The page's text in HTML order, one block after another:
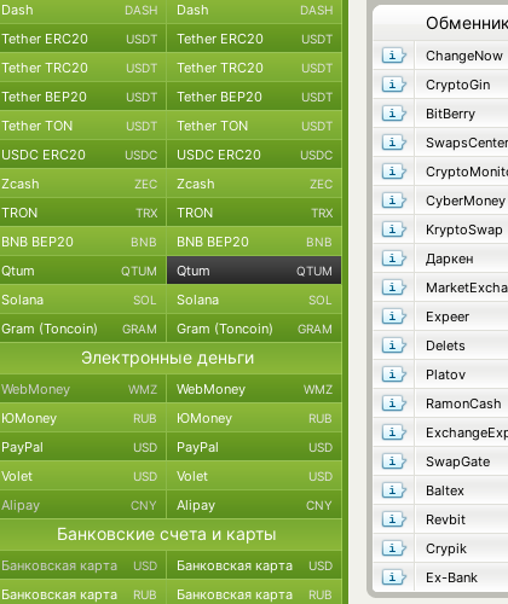
Обменник
ChangeNow
CryptoGin
BitBerry
SwapsCenter
CyberMoney
KryptoSwap
Даркен
Expeer
Delets
Platov
RamonCash
SwapGate
Baltex
Revbit
Crypik
Ex-Bank
Dash DASH Dash DASH
Tether ERC20 USDT Tether ERC20 USDT
Tether TRC20 USDT Tether TRC20 USDT
Tether BEP20 USDT Tether BEP20 USDT
Tether TON USDT Tether TON USDT
USDC ERC20 USDC USDC ERC20 USDC
Zcash ZEC Zcash ZEC
TRON TRX TRON TRX
BNB BEP20 BNB BNB BEP20 BNB
Qtum QTUM Qtum QTUM
Solana SOL Solana SOL
Gram (Toncoin) GRAM Gram (Toncoin) GRAM
Электронные деньги
WebMoney WMZ WebMoney WMZ
ЮMoney RUB ЮMoney RUB
PayPal USD PayPal USD
Volet USD Volet USD
Alipay CNY Alipay CNY
Банковские счета и карты
Банковская карта USD Банковская карта USD
Банковская карта RUB Банковская карта RUB